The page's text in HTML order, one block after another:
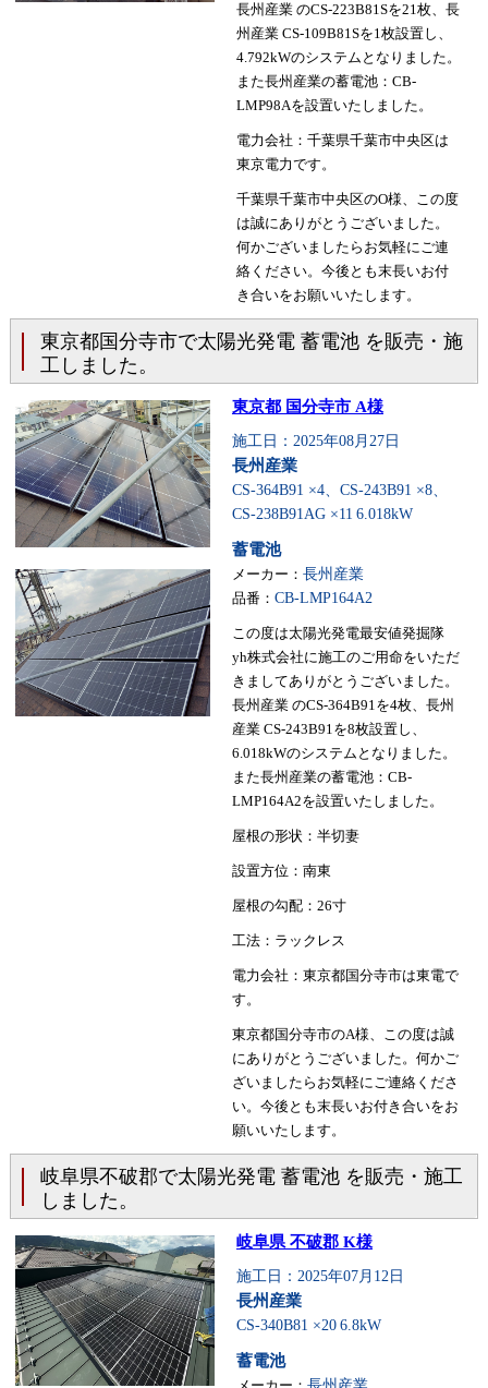
長州産業 のCS-223B81Sを21枚、長
州産業 CS-109B81Sを1枚設置し、
4.792kWのシステムとなりました。
また長州産業の蓄電池：CB-
LMP98Aを設置いたしました。
電力会社：千葉県千葉市中央区は
東京電力です。
千葉県千葉市中央区のO様、この度
は誠にありがとうございました。
何かございましたらお気軽にご連
絡ください。今後とも末長いお付
き合いをお願いいたします。
東京都国分寺市で太陽光発電 蓄電池 を販売・施
工しました。
東京都 国分寺市 A様
施工日：2025年08月27日
長州産業
CS-364B91 ×4、CS-243B91 ×8、
CS-238B91AG ×11 6.018kW
蓄電池
メーカー： 長州産業
品番： CB-LMP164A2
この度は太陽光発電最安値発掘隊
yh株式会社に施工のご用命をいただ
きましてありがとうございました。
長州産業 のCS-364B91を4枚、長州
産業 CS-243B91を8枚設置し、
6.018kWのシステムとなりました。
また長州産業の蓄電池：CB-
LMP164A2を設置いたしました。
屋根の形状：半切妻
設置方位：南東
屋根の勾配：26寸
工法：ラックレス
電力会社：東京都国分寺市は東電で
す。
東京都国分寺市のA様、この度は誠
にありがとうございました。何かご
ざいましたらお気軽にご連絡くださ
い。今後とも末長いお付き合いをお
願いいたします。
岐阜県不破郡で太陽光発電 蓄電池 を販売・施工
しました。
岐阜県 不破郡 K様
施工日：2025年07月12日
長州産業
CS-340B81 ×20 6.8kW
蓄電池